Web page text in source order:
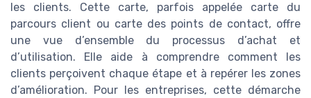
les clients. Cette carte, parfois appelée carte du
parcours client ou carte des points de contact, offre
une vue d’ensemble du processus d’achat et
d’utilisation. Elle aide à comprendre comment les
clients perçoivent chaque étape et à repérer les zones
d’amélioration. Pour les entreprises, cette démarche